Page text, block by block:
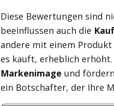
Diese Bewertungen sind
beeinflussen auch die
andere mit einem
es kauft, erheblich
Markenimage und
ein Botschafter, der Ihre